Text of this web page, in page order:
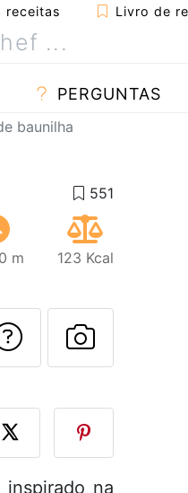
receitas Livro de
PERGUNTAS
baunilha
m 123 Kcal
receita a
esta
Falar com
Fez
na